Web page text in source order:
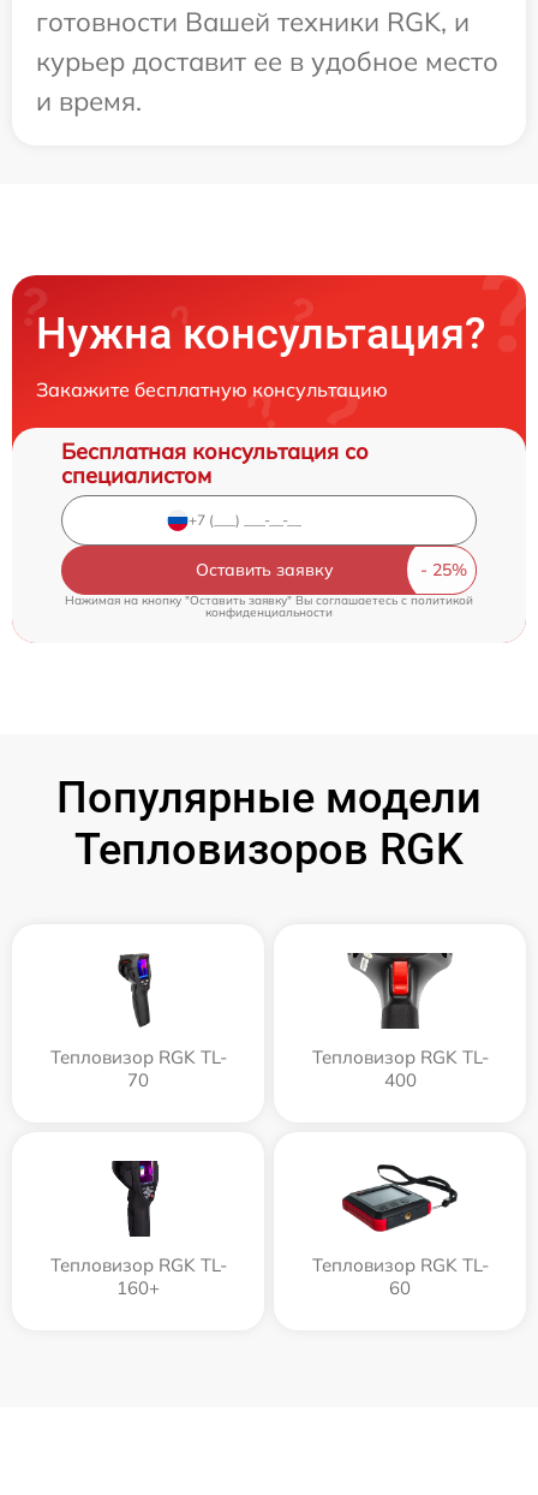
готовности Вашей техники RGK, и
курьер доставит ее в удобное место
и время.
Нужна консультация?
Закажите бесплатную консультацию
Бесплатная консультация со
специалистом
Оставить заявку
Нажимая на кнопку "Оставить заявку" Вы соглашаетесь cполитикой
конфиденциальности
Популярные модели
Тепловизоров RGK
Тепловизор RGK TL-
70
Тепловизор RGK TL-
400
Тепловизор RGK TL-
160+
Тепловизор RGK TL-
60